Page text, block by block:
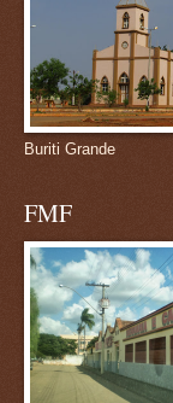
Buriti Grande
FMF